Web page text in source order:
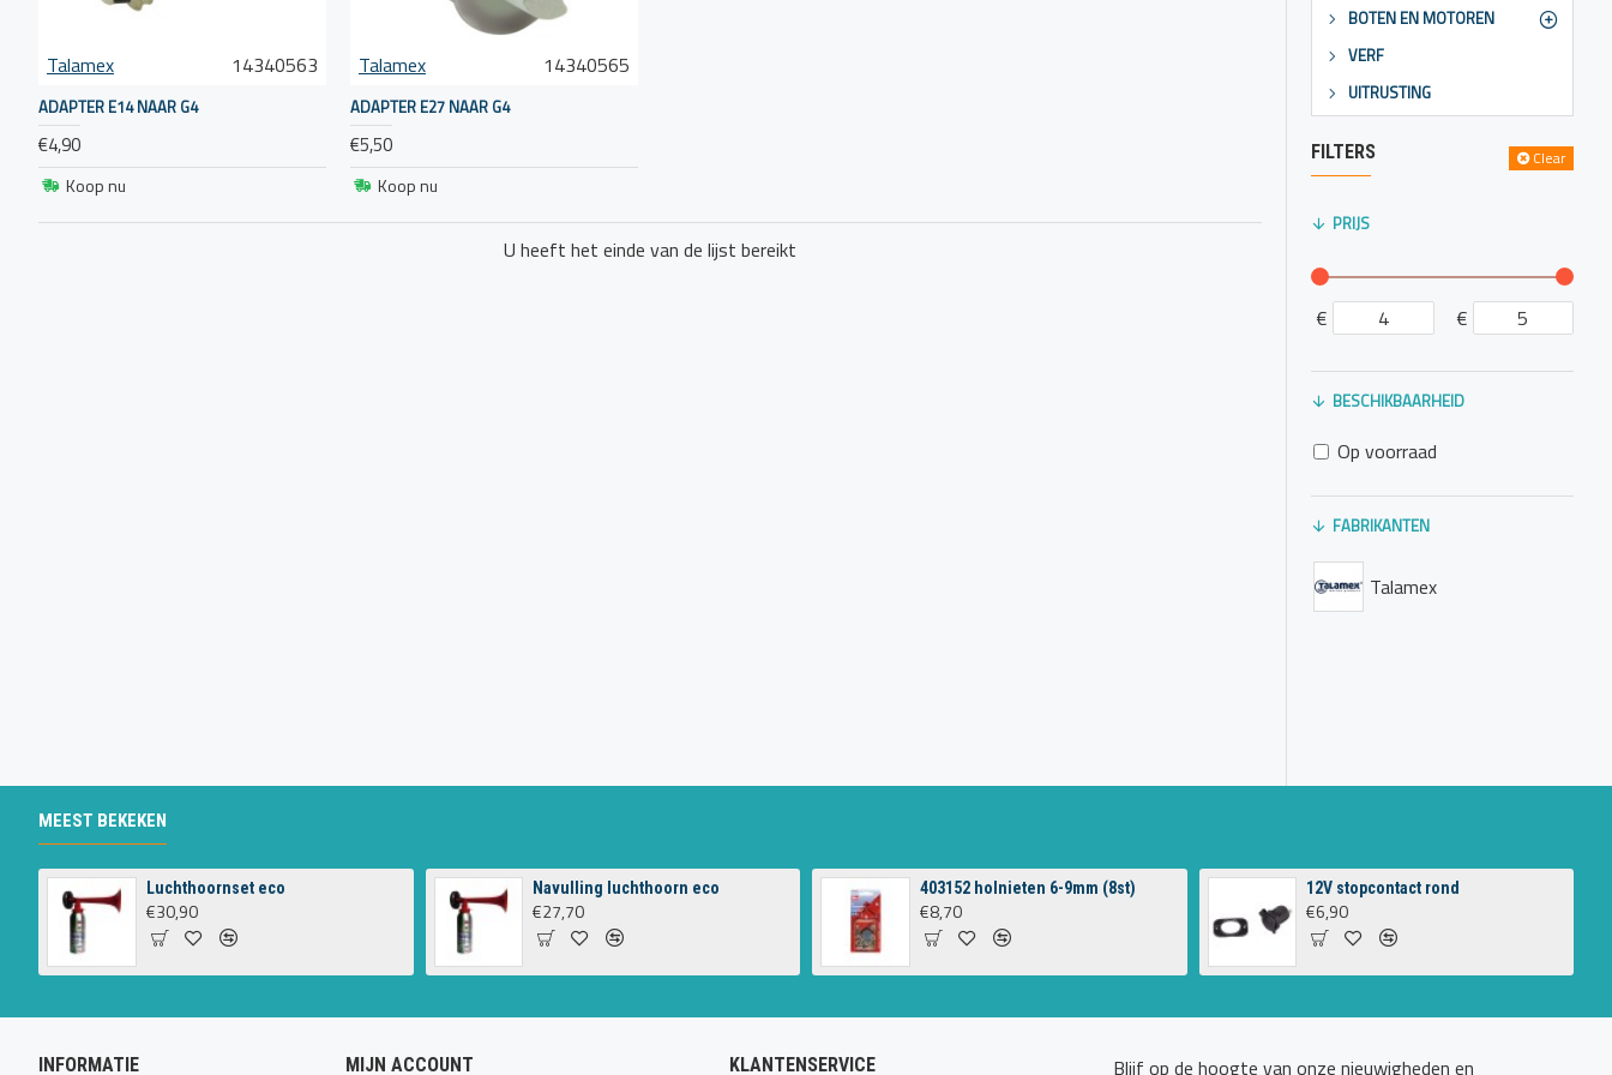
belangrijk om te weten welke voltages en specificaties van toepassing zijn op de specifieke verlichting en apparatuur aan boord van
jouw boot.
Talamex 14340563
ADAPTER E14 NAAR G4
€4,90
Koop nu
Talamex 14340565
ADAPTER E27 NAAR G4
€5,50
Koop nu
U heeft het einde van de lijst bereikt
BOTEN EN MOTOREN
VERF
UITRUSTING
FILTERS Clear
PRIJS
€ €
FABRIKANTEN
Talamex
BESCHIKBAARHEID
Op voorraad
MEEST BEKEKEN
Luchthoornset eco
€30,90
Navulling luchthoorn eco
€27,70
403152 holnieten 6-9mm (8st)
€8,70
12V stopcontact rond
€6,90
INFORMATIE MIJN ACCOUNT KLANTENSERVICE Blijf op de hoogte van onze nieuwigheden en